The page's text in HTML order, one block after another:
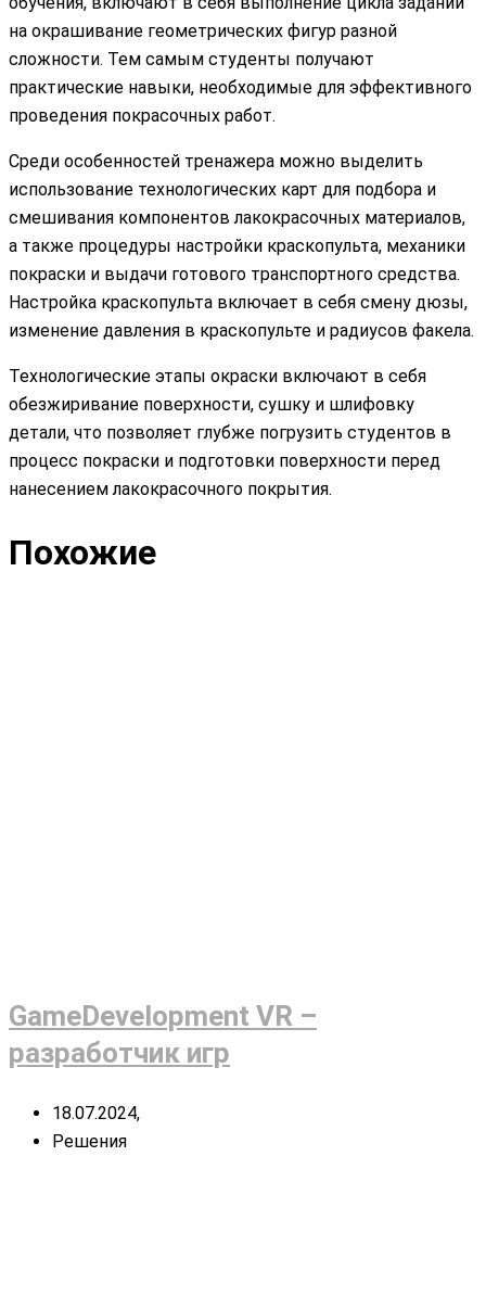
на окрашивание геометрических фигур разной
сложности. Тем самым студенты получают
практические навыки, необходимые для эффективного
проведения покрасочных работ.
Среди особенностей тренажера можно выделить
использование технологических карт для подбора и
смешивания компонентов лакокрасочных материалов,
а также процедуры настройки краскопульта, механики
покраски и выдачи готового транспортного средства.
Настройка краскопульта включает в себя смену дюзы,
изменение давления в краскопульте и радиусов факела.
Технологические этапы окраски включают в себя
обезжиривание поверхности, сушку и шлифовку
детали, что позволяет глубже погрузить студентов в
процесс покраски и подготовки поверхности перед
нанесением лакокрасочного покрытия.
Похожие
GameDevelopment VR –
разработчик игр
18.07.2024,
Решения